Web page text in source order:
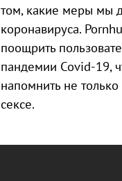
том, какие меры мы
коронавируса.
поощрить
пандемии Covid-19,
напомнить не
сексе.